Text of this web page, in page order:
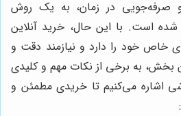
صرفه‌جویی در زمان، به یک روش
شده است. با این حال، خرید آنلاین
خود را دارد و نیازمند دقت و
بخش، به برخی از نکات مهم و کلیدی
اشاره می‌کنیم تا خریدی مطمئن و